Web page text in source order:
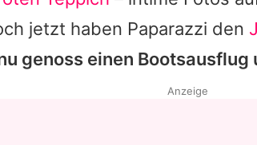
jetzt haben Paparazzi den
genoss einen
Anzeige